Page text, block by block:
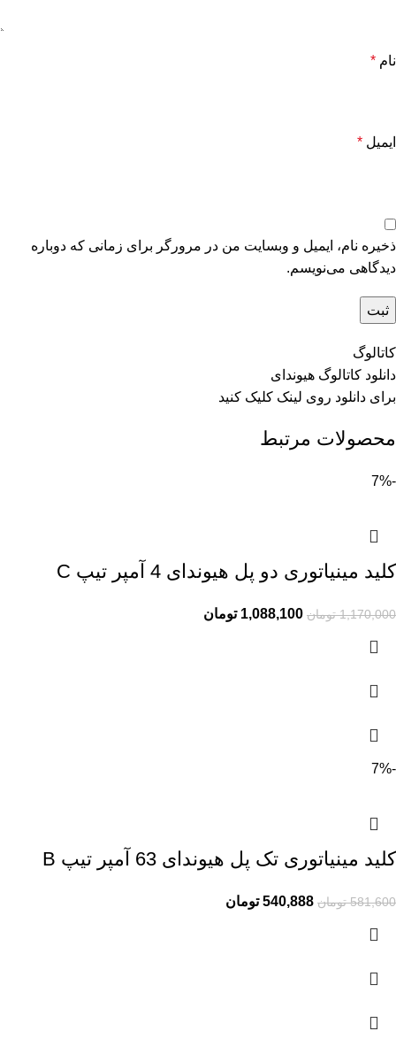
نام *
ایمیل *
ذخیره نام، ایمیل و وبسایت من در مرورگر برای زمانی که دوباره
دیدگاهی می‌نویسم.
کاتالوگ
دانلود کاتالوگ هیوندای
برای دانلود روی لینک کلیک کنید
محصولات مرتبط
-7%
کلید مینیاتوری دو پل هیوندای 4 آمپر تیپ C
1,170,000 تومان 1,088,100 تومان
-7%
کلید مینیاتوری تک پل هیوندای 63 آمپر تیپ B
581,600 تومان 540,888 تومان